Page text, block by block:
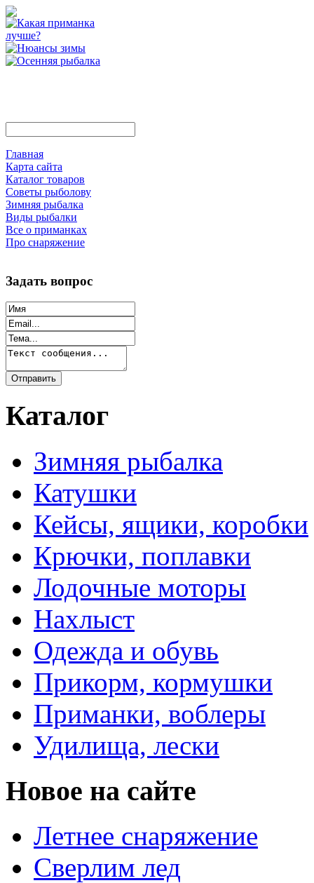
Главная
Карта сайта
Каталог товаров
Советы рыболову
Зимняя рыбалка
Виды рыбалки
Все о приманках
Про снаряжение
Задать вопрос
Каталог
Зимняя рыбалка
Катушки
Кейсы, ящики, коробки
Крючки, поплавки
Лодочные моторы
Нахлыст
Одежда и обувь
Прикорм, кормушки
Приманки, воблеры
Удилища, лески
Новое на сайте
Летнее снаряжение
Сверлим лед